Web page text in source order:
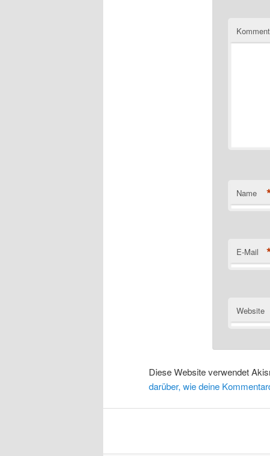
Name
E-Mail
Website
Diese Website verwendet
darüber, wie deine